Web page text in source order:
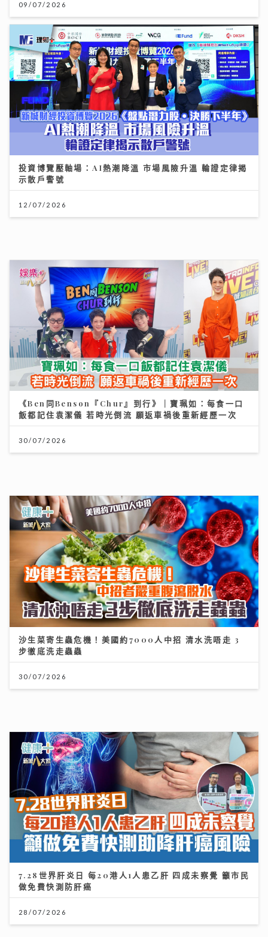
09/07/2026
投資博覽壓軸場：AI熱潮降溫 市場風險升溫 輪證定律揭
示散戶警號
12/07/2026
《Ben同Benson『Chur』到行》｜寶珮如：每食一口
飯都記住袁潔儀 若時光倒流 願返車禍後重新經歷一次
30/07/2026
沙生菜寄生蟲危機！美國約7000人中招 清水洗唔走 3
步徹底洗走蟲蟲
30/07/2026
7.28世界肝炎日 每20港人1人患乙肝 四成未察覺 籲市民
做免費快測防肝癌
28/07/2026